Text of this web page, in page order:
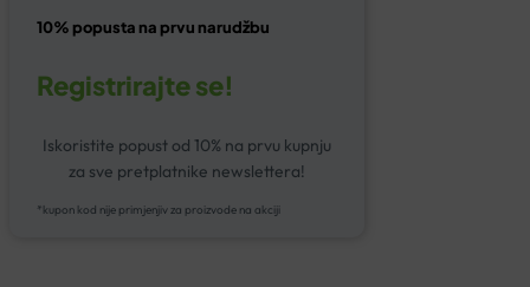
10% popusta na prvu narudžbu
Registrirajte se!
Iskoristite popust od 10% na prvu kupnju
za sve pretplatnike newslettera!
*kupon kod nije primjenjiv za proizvode na akciji